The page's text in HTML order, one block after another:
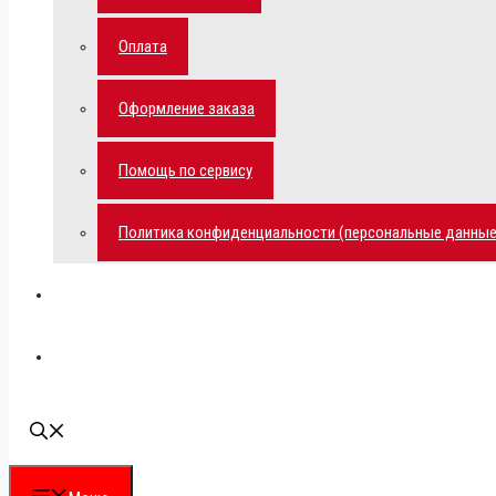
Оплата
Оформление заказа
Помощь по сервису
Политика конфиденциальности (персональные